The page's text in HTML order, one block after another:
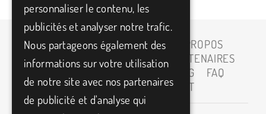
ACCUEIL
À PROPOS
CARRIÈRE
PARTENAIRES
MEDIAS
BLOG
FAQ
CONTACT
personnaliser le contenu, les
publicités et analyser notre trafic.
Nous partageons également des
informations sur votre utilisation
de notre site avec nos partenaires
de publicité et d'analyse qui